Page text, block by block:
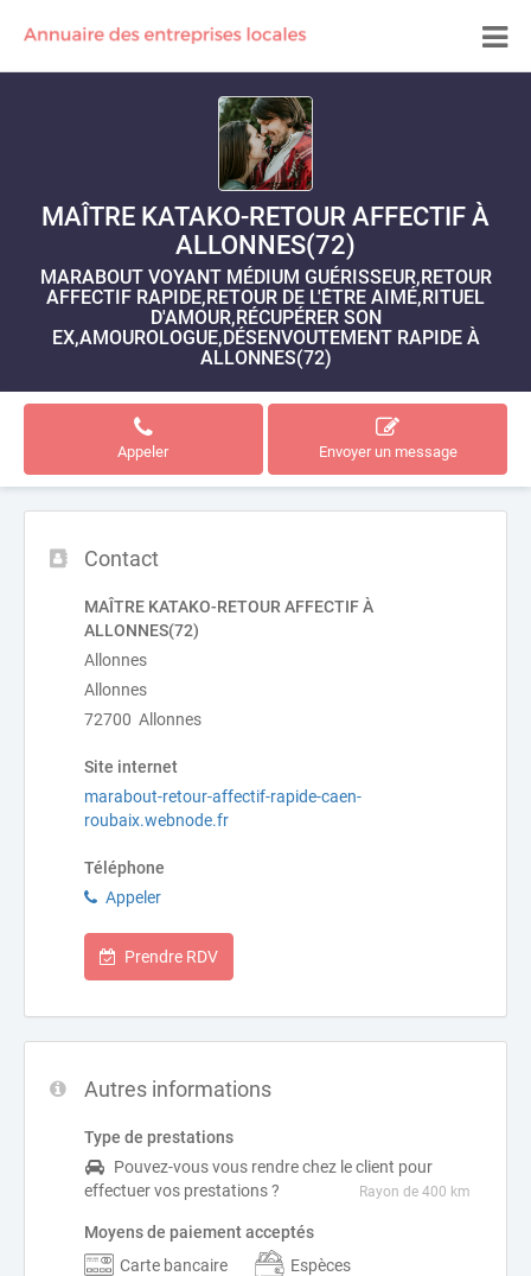
MAÎTRE KATAKO-RETOUR AFFECTIF À
ALLONNES(72)
MARABOUT VOYANT MÉDIUM GUÉRISSEUR,RETOUR
AFFECTIF RAPIDE,RETOUR DE L'ÊTRE AIMÉ,RITUEL
D'AMOUR,RÉCUPÉRER SON
EX,AMOUROLOGUE,DÉSENVOUTEMENT RAPIDE À
ALLONNES(72)
Appeler Envoyer un message
Contact
MAÎTRE KATAKO-RETOUR AFFECTIF À
ALLONNES(72)
Allonnes
Allonnes
72700 Allonnes
Site internet
marabout-retour-affectif-rapide-caen-
roubaix.webnode.fr
Téléphone
Appeler
Prendre RDV
Autres informations
Type de prestations
Pouvez-vous vous rendre chez le client pour
effectuer vos prestations ?
Rayon de 400 km
Moyens de paiement acceptés
Carte bancaire
Espèces